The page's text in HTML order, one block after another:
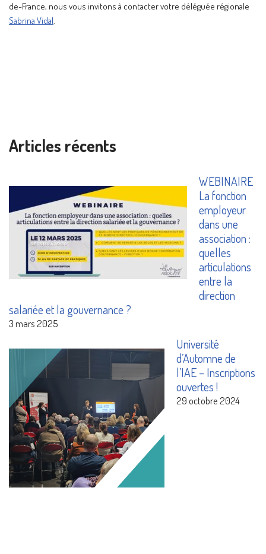
de-France, nous vous invitons à contacter votre déléguée régionale
Sabrina Vidal.
Articles récents
WEBINAIRE
La fonction
employeur
dans une
association :
quelles
articulations
entre la
direction
salariée et la gouvernance ?
3 mars 2025
Université
d’Automne de
l’IAE – Inscriptions
ouvertes !
29 octobre 2024